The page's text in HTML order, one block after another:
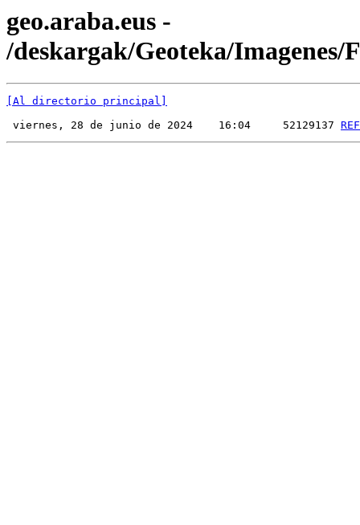
geo.araba.eus -
/deskargak/Geoteka/Imagenes/
[Al directorio principal]
viernes, 28 de junio de 2024    16:04     52129137